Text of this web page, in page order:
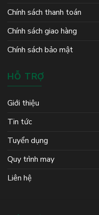
Chính sách thanh toán
Chính sách giao hàng
Chính sách bảo mật
HỖ TRỢ
Giới thiệu
Tin tức
Tuyển dụng
Quy trình may
Liên hệ